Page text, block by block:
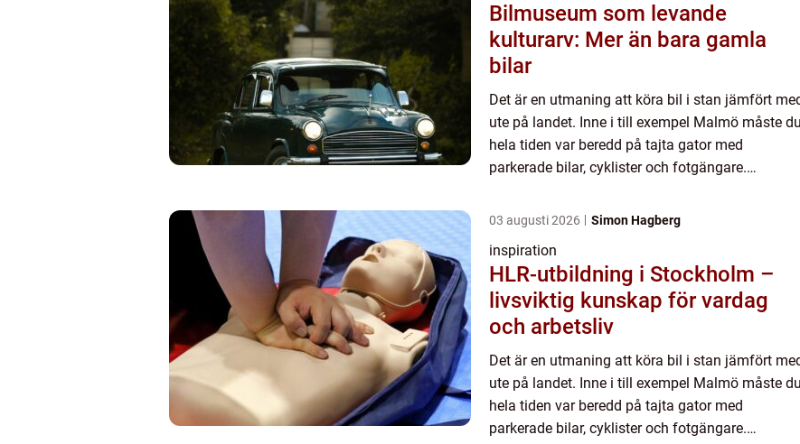
Bilmuseum som levande
kulturarv: Mer än bara gamla
bilar
Det är en utmaning att köra bil i stan jämfört
ute på landet. Inne i till exempel Malmö måste du
hela tiden var beredd på tajta gator med
parkerade bilar, cyklister och fotgängare.
03 augusti 2026 Simon Hagberg
inspiration
HLR-utbildning i Stockholm –
livsviktig kunskap för vardag
och arbetsliv
Det är en utmaning att köra bil i stan jämfört
ute på landet. Inne i till exempel Malmö måste du
hela tiden var beredd på tajta gator med
parkerade bilar, cyklister och fotgängare.